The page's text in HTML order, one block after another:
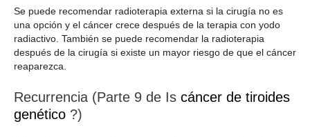
Se puede recomendar radioterapia externa si la cirugía no es
una opción y el cáncer crece después de la terapia con yodo
radiactivo. También se puede recomendar la radioterapia
después de la cirugía si existe un mayor riesgo de que el cáncer
reaparezca.
Recurrencia (Parte 9 de Is cáncer de tiroides
genético ?)